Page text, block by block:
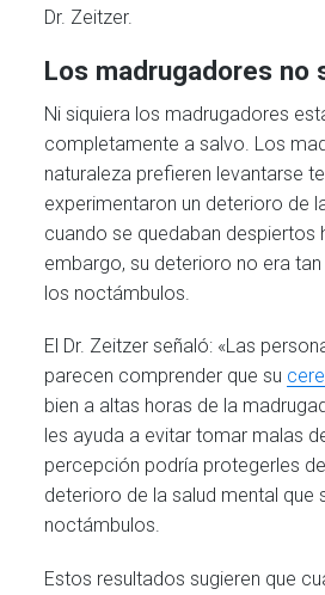
Dr. Zeitzer.
Los madrugadores no
Ni siquiera los madrugadores
completamente a salvo. Los
naturaleza prefieren levantarse
experimentaron un deterioro de
cuando se quedaban despiertos
embargo, su deterioro no era
los noctámbulos.
El Dr. Zeitzer señaló: «Las
parecen comprender que su
bien a altas horas de la
les ayuda a evitar tomar malas
percepción podría protegerles
deterioro de la salud mental que
noctámbulos.
Estos resultados sugieren que